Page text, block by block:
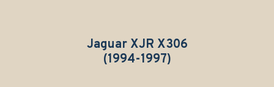
Jaguar XJR X306
(1994-1997)